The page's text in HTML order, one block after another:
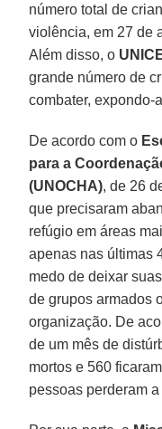
número total de
violência, em 27 de
Além disso, o
grande número de
combater, expondo-
De acordo com o
para a
(UNOCHA), de 26
que precisaram
refúgio em áreas
apenas nas últimas
medo de deixar
de grupos armados
organização. De
de um mês de
mortos e 560
pessoas perderam